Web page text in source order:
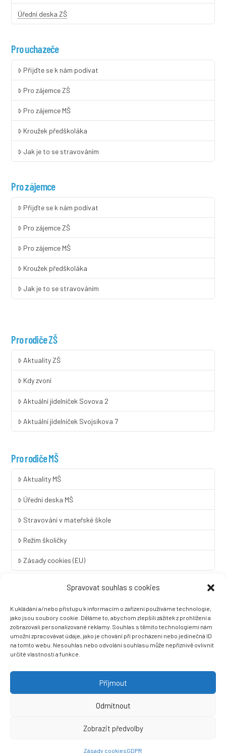
Spravovat souhlas s cookies
K ukládání a/nebo přístupu k informacím o zařízení používáme technologie,
jako jsou soubory cookie. Děláme to, abychom zlepšili zážitek z prohlížení a
zobrazovali personalizované reklamy. Souhlas s těmito technologiemi nám
umožní zpracovávat údaje, jako je chování při procházení nebo jedinečná ID
na tomto webu. Nesouhlas nebo odvolání souhlasu může nepříznivě ovlivnit
určité vlastnosti a funkce.
Přijmout
Odmítnout
Zobrazit předvolby
Zásady cookiesGDPR
Úřední deska ZŠ
Pro uchazeče
Přijďte se k nám podívat
Pro zájemce ZŠ
Pro zájemce MŠ
Kroužek předškoláka
Jak je to se stravováním
Pro zájemce
Přijďte se k nám podívat
Pro zájemce ZŠ
Pro zájemce MŠ
Kroužek předškoláka
Jak je to se stravováním
Pro rodiče ZŠ
Aktuality ZŠ
Kdy zvoní
Aktuální jídelníček Sovova 2
Aktuální jídelníček Svojsíkova 7
Pro rodiče MŠ
Aktuality MŠ
Úřední deska MŠ
Stravování v mateřské škole
Režim školičky
Zásady cookies (EU)
LINGUA UNIVERSAL soukromá základní škola a mateřská škola
s.r.o.
Sovova 2
412 01 Litoměřice
+420 416 733 690
datová schránka: 3vnipkd
Než zazvoní, s.r.o.